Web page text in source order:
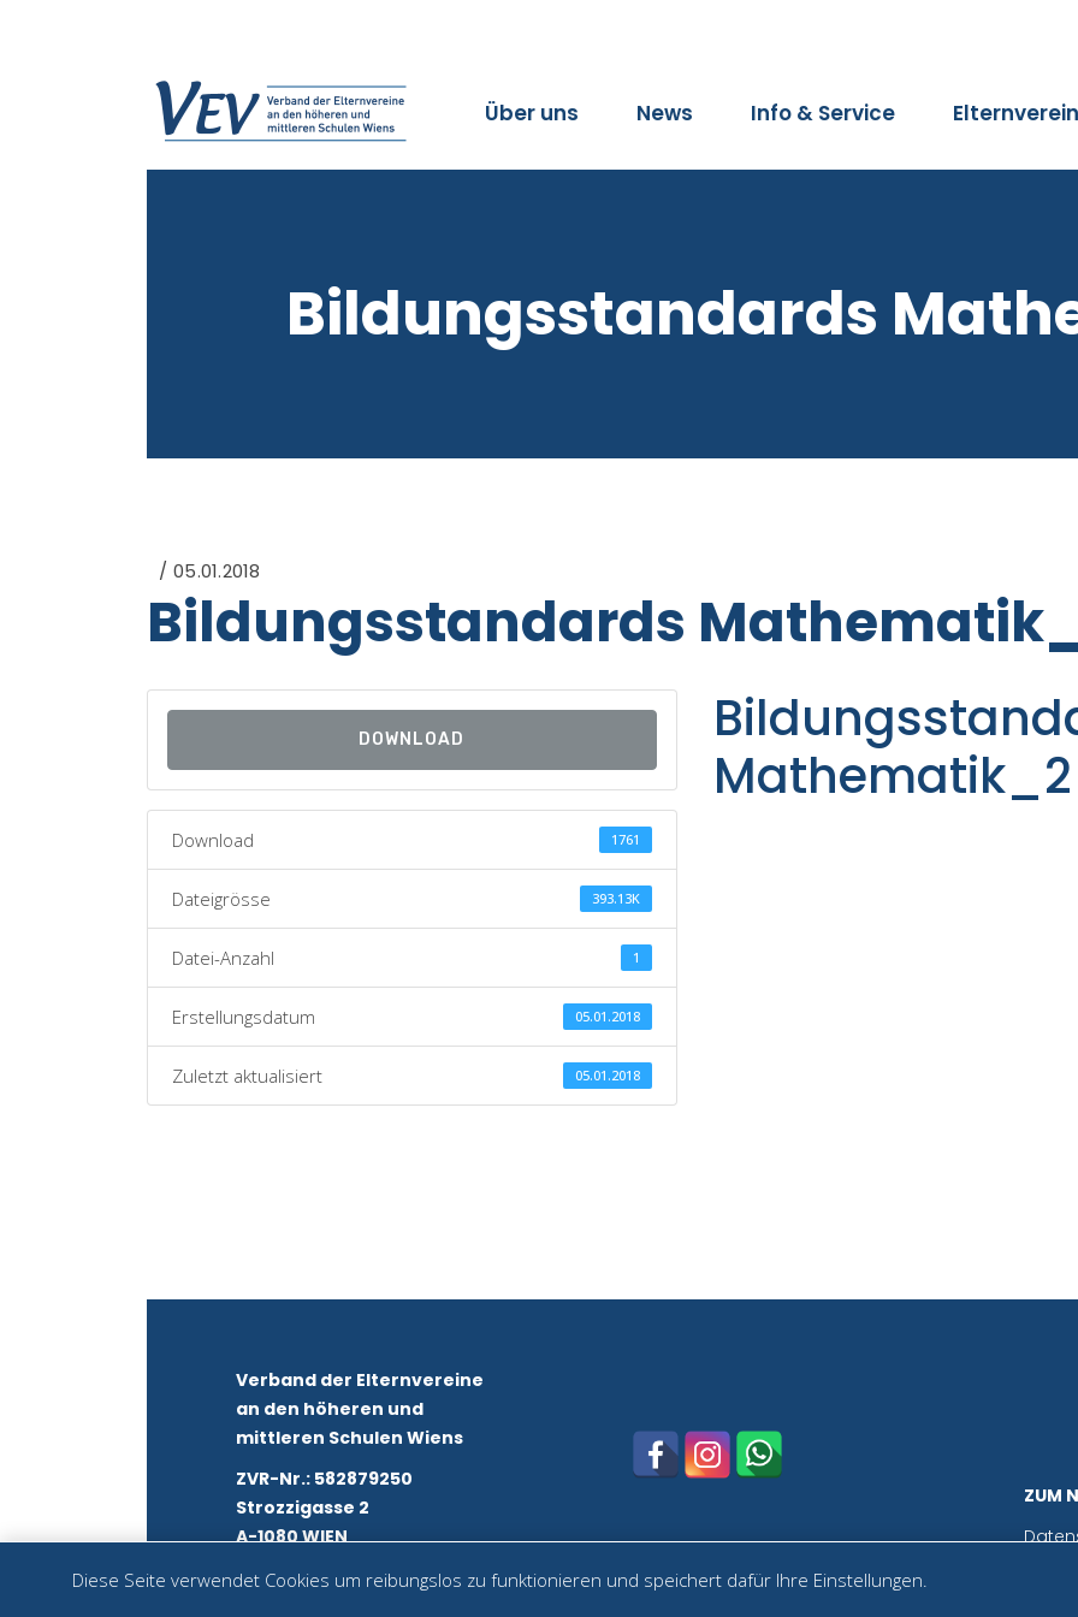
Über uns News Info & Service
Bildungsstandards
05.01.2018
Bildungsstandards
DOWNLOAD
Download 1761
Dateigrösse 393.13K
Datei-Anzahl 1
Erstellungsdatum 05.01.2018
Zuletzt aktualisiert 05.01.2018
Mathematik_2
Verband der Elternvereine
an den höheren und
mittleren Schulen Wiens
ZVR-Nr.: 582879250
Strozzigasse 2
A-1080 WIEN
ZUM
Diese Seite verwendet Cookies um reibungslos zu funktionieren und speichert dafür Ihre Einstellungen.